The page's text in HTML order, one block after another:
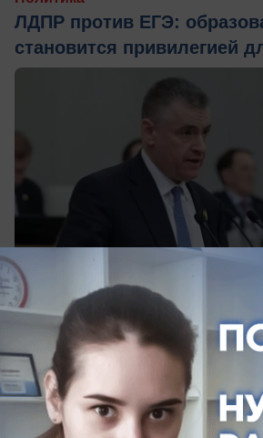
ЛДПР против ЕГЭ:
становится привилегией
сегодня в 00:05
Общество